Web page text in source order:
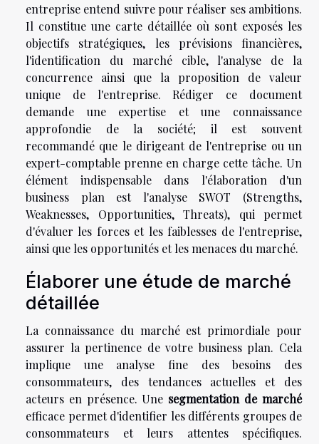
entreprise entend suivre pour réaliser ses ambitions.
Il constitue une carte détaillée où sont exposés les
objectifs stratégiques, les prévisions financières,
l'identification du marché cible, l'analyse de la
concurrence ainsi que la proposition de valeur
unique de l'entreprise. Rédiger ce document
demande une expertise et une connaissance
approfondie de la société; il est souvent
recommandé que le dirigeant de l'entreprise ou un
expert-comptable prenne en charge cette tâche. Un
élément indispensable dans l'élaboration d'un
business plan est l'analyse SWOT (Strengths,
Weaknesses, Opportunities, Threats), qui permet
d'évaluer les forces et les faiblesses de l'entreprise,
ainsi que les opportunités et les menaces du marché.
Élaborer une étude de marché
détaillée
La connaissance du marché est primordiale pour
assurer la pertinence de votre business plan. Cela
implique une analyse fine des besoins des
consommateurs, des tendances actuelles et des
acteurs en présence. Une segmentation de marché
efficace permet d'identifier les différents groupes de
consommateurs et leurs attentes spécifiques.